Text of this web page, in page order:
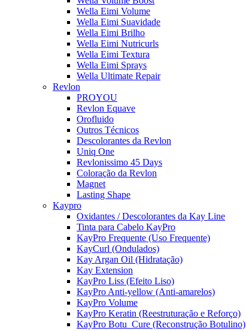
Wella Eimi Volume
Wella Eimi Suavidade
Wella Eimi Brilho
Wella Eimi Nutricurls
Wella Eimi Textura
Wella Eimi Sprays
Wella Ultimate Repair
Revlon
PROYOU
Revlon Equave
Orofluido
Outros Técnicos
Descolorantes da Revlon
Uniq One
Revlonissimo 45 Days
Coloração da Revlon
Magnet
Lasting Shape
Kaypro
Oxidantes / Descolorantes da Kay Line
Tinta para Cabelo KayPro
KayPro Frequente (Uso Frequente)
KayCurl (Ondulados)
Kay Argan Oil (Hidratação)
Kay Extension
KayPro Liss (Efeito Liso)
KayPro Anti-yellow (Anti-amarelos)
KayPro Volume
KayPro Keratin (Reestruturação e Reforço)
KayPro Botu_Cure (Reconstrução Botulino)